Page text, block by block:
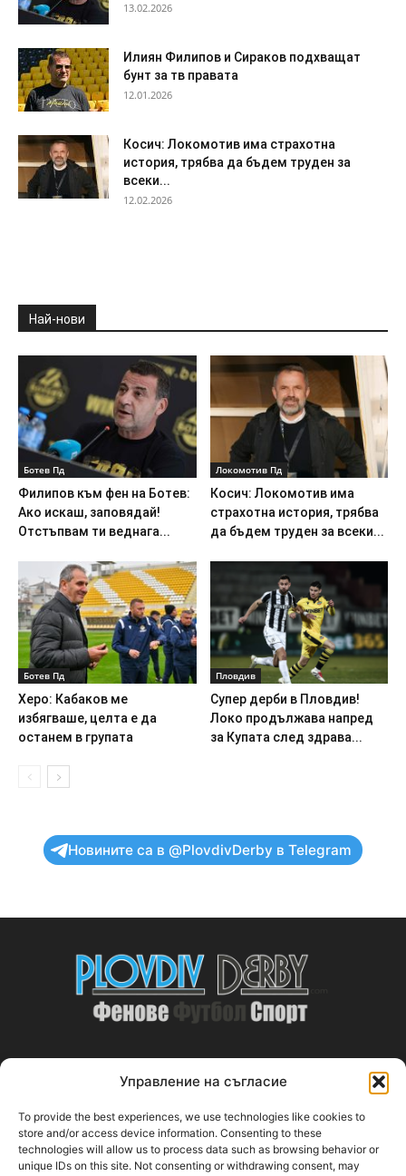
Управление на съгласие
To provide the best experiences, we use technologies like cookies to
store and/or access device information. Consenting to these
technologies will allow us to process data such as browsing behavior or
unique IDs on this site. Not consenting or withdrawing consent, may
13.02.2026
Илиян Филипов и Сираков подхващат
бунт за тв правата
12.01.2026
Косич: Локомотив има страхотна
история, трябва да бъдем труден за
всеки...
12.02.2026
Най-нови
Ботев Пд
Филипов към фен на Ботев:
Ако искаш, заповядай!
Отстъпвам ти веднага...
Локомотив Пд
Косич: Локомотив има
страхотна история, трябва
да бъдем труден за всеки...
Ботев Пд
Херо: Кабаков ме
избягваше, целта е да
останем в групата
Пловдив
Супер дерби в Пловдив!
Локо продължава напред
за Купата след здрава...
Новините са в @PlovdivDerby в Telegram
ABOUT US
PlovdivDerby.com е първата пловдивска изцяло футболна
медия!